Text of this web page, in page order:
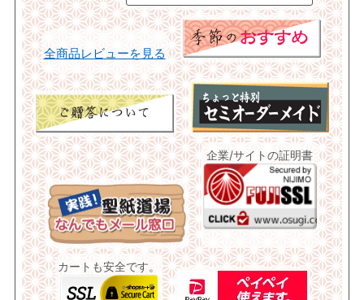
全商品レビューを見る
企業/サイトの証明書
カートも安全です。